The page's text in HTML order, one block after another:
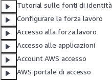
Tutorial sulle fonti di identità
Configurare la forza lavoro
Accesso alla forza lavoro
Accesso alle applicazioni
Account AWS accesso
AWS portale di accesso